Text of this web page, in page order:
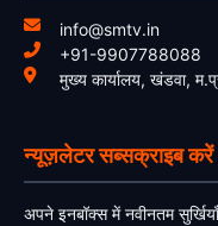
info@smtv.in
+91-9907788088
मुख्य कार्यालय, खंडवा,
न्यूज़लेटर सब्सक्राइब करें
अपने इनबॉक्स में नवीनतम